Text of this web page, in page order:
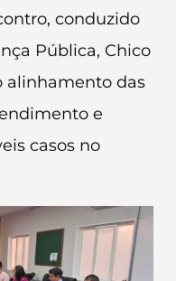
conduzido
Pública, Chico
alinhamento das
e
casos no